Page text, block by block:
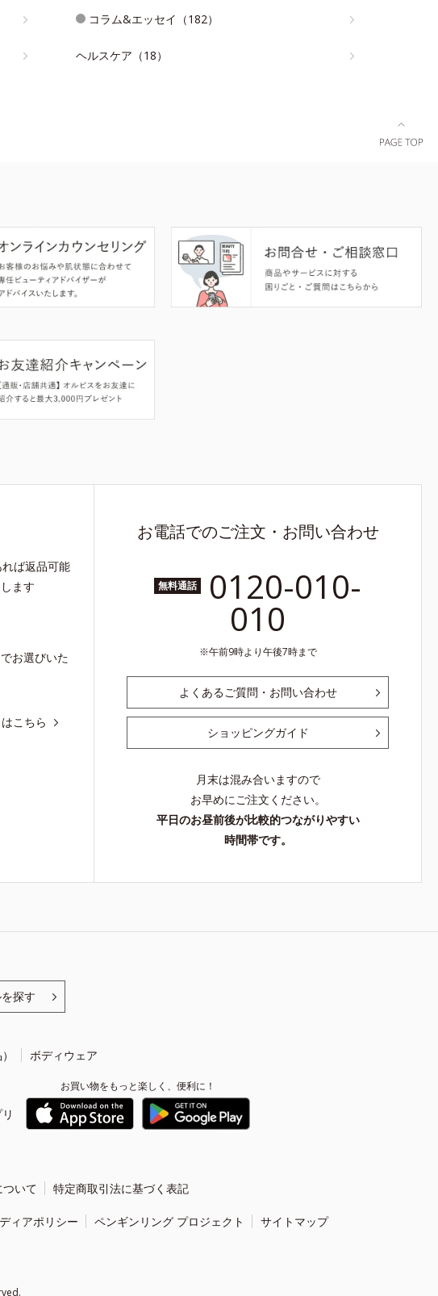
コラム&エッセイ（182）
ヘルスケア（18）
ば返品可能
ます
お選びいた
こちら
お電話でのご注文・お問い合わせ
無料通話 0120-010-
010
午前9時より午後7時まで
よくあるご質問・お問い合わせ
ショッピングガイド
月末は混み合いますので
お早めにご注文ください。
平日のお昼前後が比較的つながりやすい
時間帯です。
探す
ボディウェア
お買い物をもっと楽しく、便利に！
いて 特定商取引法に基づく表記
ィアポリシー ペンギンリング プロジェクト サイトマップ